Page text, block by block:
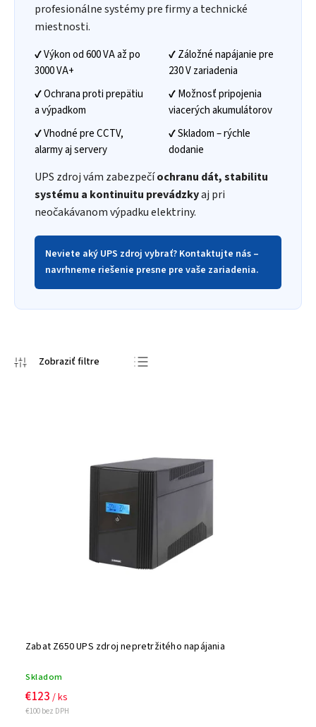
profesionálne systémy pre firmy a technické
miestnosti.
✔ Výkon od 600 VA až po
3000 VA+
✔ Záložné napájanie pre
230 V zariadenia
✔ Ochrana proti prepätiu
a výpadkom
✔ Možnosť pripojenia
viacerých akumulátorov
✔ Vhodné pre CCTV,
alarmy aj servery
✔ Skladom – rýchle
dodanie
UPS zdroj vám zabezpečíochranu dát, stabilitu
systému a kontinuitu prevádzkyaj pri
neočakávanom výpadku elektriny.
Neviete aký UPS zdroj vybrať? Kontaktujte nás –
navrhneme riešenie presne pre vaše zariadenia.
Abecedne
Zabat Z650 UPS zdroj nepretržitého napájania
Skladom
€100 bez DPH
€123 / ks